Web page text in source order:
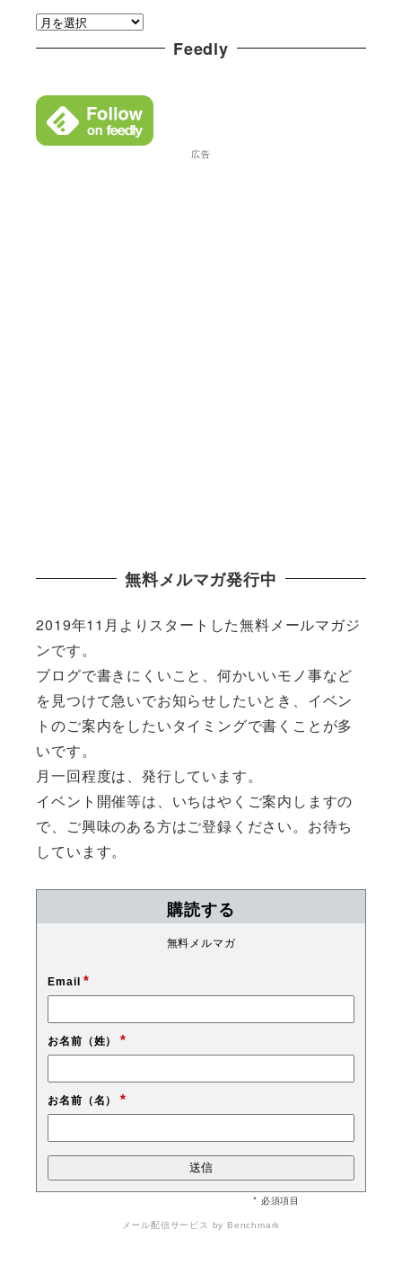
リ
ー
ア
ー
イ
ブ
Feedly
広告
無料メルマガ発行中
2019年11月よりスタートした無料メールマガジ
ンです。
ブログで書きにくいこと、何かいいモノ事など
を見つけて急いでお知らせしたいとき、イベン
トのご案内をしたいタイミングで書くことが多
いです。
月一回程度は、発行しています。
イベント開催等は、いちはやくご案内しますの
で、ご興味のある方はご登録ください。お待ち
しています。
購読する
無料メルマガ
Email*
お名前（姓） *
お名前（名） *
* 必須項目
メール配信サービス by Benchmark